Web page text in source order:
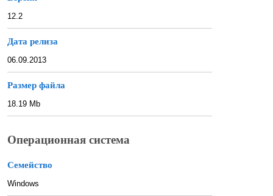
12.2
Дата релиза
06.09.2013
Размер файла
18.19 Mb
Операционная система
Семейство
Windows